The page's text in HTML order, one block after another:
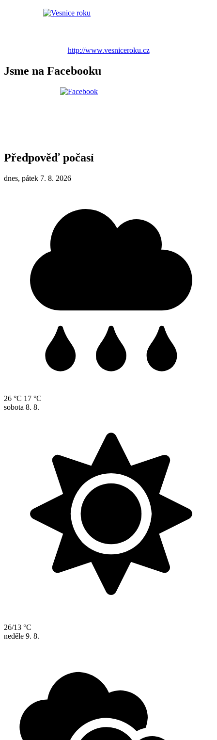
http://www.vesniceroku.cz
Jsme na Facebooku
Předpověď počasí
dnes, pátek 7. 8. 2026
26 °C 17 °C
sobota 8. 8.
26/13 °C
neděle 9. 8.